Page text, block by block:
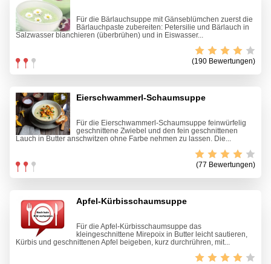
Für die Bärlauchsuppe mit Gänseblümchen zuerst die
Bärlauchpaste zubereiten: Petersilie und Bärlauch in
Salzwasser blanchieren (überbrühen) und in Eiswasser...
(190 Bewertungen)
Eierschwammerl-Schaumsuppe
Für die Eierschwammerl-Schaumsuppe feinwürfelig
geschnittene Zwiebel und den fein geschnittenen
Lauch in Butter anschwitzen ohne Farbe nehmen zu lassen. Die...
(77 Bewertungen)
Apfel-Kürbisschaumsuppe
Für die Apfel-Kürbisschaumsuppe das
kleingeschnittene Mirepoix in Butter leicht sautieren,
Kürbis und geschnittenen Apfel beigeben, kurz durchrühren, mit...